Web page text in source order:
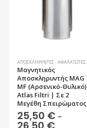
ΑΠΟΣΚΛΗΡΥΝΤΈΣ - ΑΦΑΛΑΤΩΤΈΣ
Μαγνητικός
Αποσκληρυντής MAG
MF (Αρσενικό-Θυλικό)
Atlas Filtri | Σε 2
Μεγέθη Σπειρώματος
25,50 € –
Price